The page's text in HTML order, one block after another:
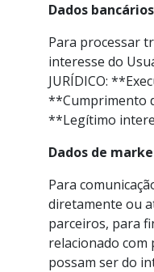
Dados bancários
Para processar
interesse do
JURÍDICO:
**Cumprimento
**Legítimo
Dados de
Para
diretamente ou
parceiros, para
relacionado com
possam ser do